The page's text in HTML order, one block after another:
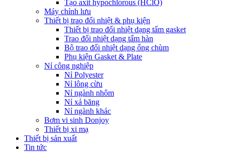
Tạo axit hypochlorous (HClO)
Máy chỉnh lưu
Thiết bị trao đổi nhiệt & phụ kiện
Thiết bị trao đổi nhiệt dạng tấm gasket
Trao đổi nhiệt dạng tấm hàn
Bộ trao đổi nhiệt dạng ống chùm
Phụ kiện Gasket & Plate
Nỉ công nghiệp
Nỉ Polyester
Nỉ lông cừu
Nỉ ngành nhôm
Nỉ xả băng
Nỉ ngành khác
Bơm vi sinh Donjoy
Thiết bị xi mạ
Thiết bị sản xuất
Tin tức